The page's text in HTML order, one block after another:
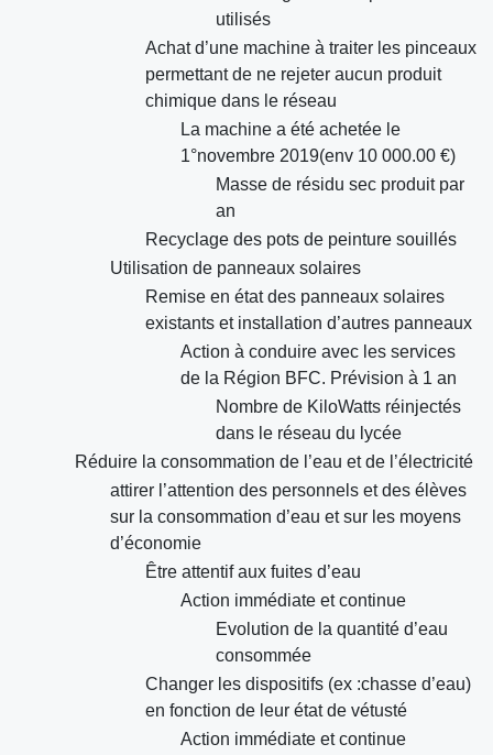
utilisés
Achat d’une machine à traiter les pinceaux
permettant de ne rejeter aucun produit
chimique dans le réseau
La machine a été achetée le
1°novembre 2019(env 10 000.00 €)
Masse de résidu sec produit par
an
Recyclage des pots de peinture souillés
Utilisation de panneaux solaires
Remise en état des panneaux solaires
existants et installation d’autres panneaux
Action à conduire avec les services
de la Région BFC. Prévision à 1 an
Nombre de KiloWatts réinjectés
dans le réseau du lycée
Réduire la consommation de l’eau et de l’électricité
attirer l’attention des personnels et des élèves
sur la consommation d’eau et sur les moyens
d’économie
Être attentif aux fuites d’eau
Action immédiate et continue
Evolution de la quantité d’eau
consommée
Changer les dispositifs (ex :chasse d’eau)
en fonction de leur état de vétusté
Action immédiate et continue